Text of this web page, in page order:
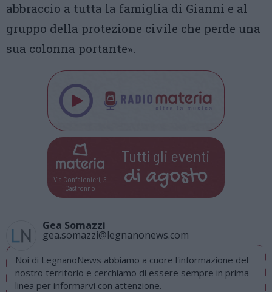
abbraccio a tutta la famiglia di Gianni e al
gruppo della protezione civile che perde una
sua colonna portante».
Via Confalonieri, 5
Castronno
Tutti gli eventi
di agosto
Gea Somazzi
gea.somazzi@legnanonews.com
Noi di LegnanoNews abbiamo a cuore l'informazione del
nostro territorio e cerchiamo di essere sempre in prima
linea per informarvi con attenzione.